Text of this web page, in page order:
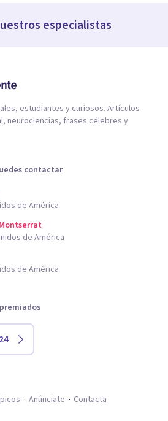
especialistas
estudiantes y curiosos. Artículos
neurociencias, frases célebres y
contactar
de América
de América
de América
Anúnciate Contacta